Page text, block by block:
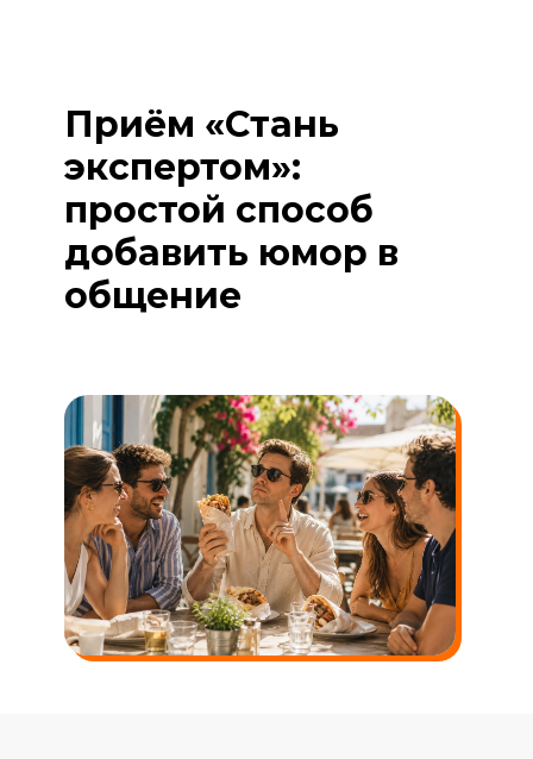
Приём «Стань
экспертом»:
простой способ
добавить юмор в
общение